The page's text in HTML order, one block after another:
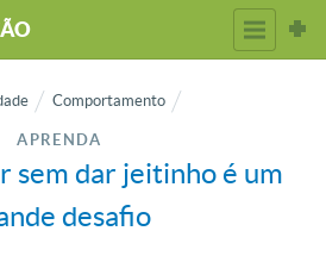
Comportamento
APRENDA
sem dar jeitinho é um
desafio